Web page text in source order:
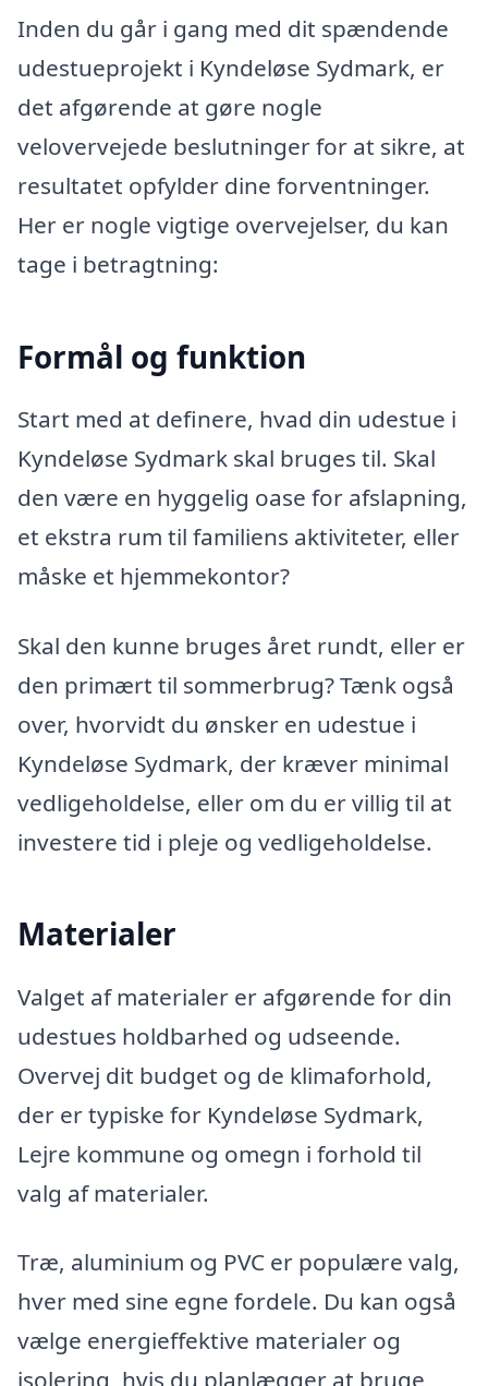
Inden du går i gang med dit spændende
udestueprojekt i Kyndeløse Sydmark, er
det afgørende at gøre nogle
velovervejede beslutninger for at sikre, at
resultatet opfylder dine forventninger.
Her er nogle vigtige overvejelser, du kan
tage i betragtning:
Formål og funktion
Start med at definere, hvad din udestue i
Kyndeløse Sydmark skal bruges til. Skal
den være en hyggelig oase for afslapning,
et ekstra rum til familiens aktiviteter, eller
måske et hjemmekontor?
Skal den kunne bruges året rundt, eller er
den primært til sommerbrug? Tænk også
over, hvorvidt du ønsker en udestue i
Kyndeløse Sydmark, der kræver minimal
vedligeholdelse, eller om du er villig til at
investere tid i pleje og vedligeholdelse.
Materialer
Valget af materialer er afgørende for din
udestues holdbarhed og udseende.
Overvej dit budget og de klimaforhold,
der er typiske for Kyndeløse Sydmark,
Lejre kommune og omegn i forhold til
valg af materialer.
Træ, aluminium og PVC er populære valg,
hver med sine egne fordele. Du kan også
vælge energieffektive materialer og
isolering, hvis du planlægger at bruge